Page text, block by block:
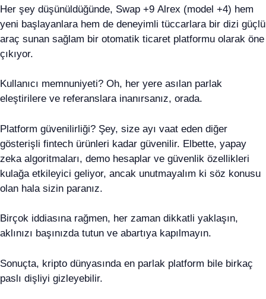
Her şey düşünüldüğünde, Swap +9 Alrex (model +4) hem
yeni başlayanlara hem de deneyimli tüccarlara bir dizi güçlü
araç sunan sağlam bir otomatik ticaret platformu olarak öne
çıkıyor.
Kullanıcı memnuniyeti? Oh, her yere asılan parlak
eleştirilere ve referanslara inanırsanız, orada.
Platform güvenilirliği? Şey, size ayı vaat eden diğer
gösterişli fintech ürünleri kadar güvenilir. Elbette, yapay
zeka algoritmaları, demo hesaplar ve güvenlik özellikleri
kulağa etkileyici geliyor, ancak unutmayalım ki söz konusu
olan hala sizin paranız.
Birçok iddiasına rağmen, her zaman dikkatli yaklaşın,
aklınızı başınızda tutun ve abartıya kapılmayın.
Sonuçta, kripto dünyasında en parlak platform bile birkaç
paslı dişliyi gizleyebilir.